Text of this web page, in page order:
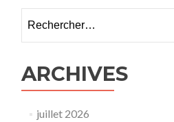
ARCHIVES
juillet 2026